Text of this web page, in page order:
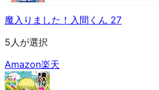
魔入りました！入間くん 27
5人が選択
Amazon楽天